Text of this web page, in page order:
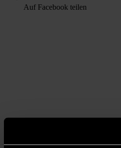
Auf Facebook teilen